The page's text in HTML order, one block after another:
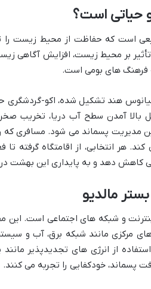
حیاتی است؟
است که حفاظت از محیط زیست را
بر محیط زیست، افزایش آگاهی
فرهنگ های بومی است.
اقیانوس هند تشکیل شده، اکو-
آمدن سطح آب دریا، تخریب
مدیریت پسماند می شود. مسافری که
هر انتخابی، از اقامتگاه گرفته تا
کاهش دهد و به پایداری این بهشت
و شبکه های اجتماعی است. این
های مرکزی مانند شبکه برق، آب و
از انرژی های تجدیدپذیر
پسماند، خودکفایی را تجربه می کنند.